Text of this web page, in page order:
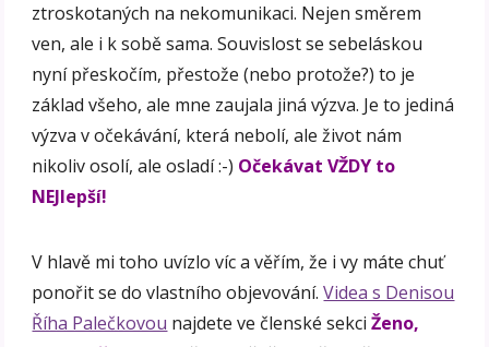
ztroskotaných na nekomunikaci. Nejen směrem
ven, ale i k sobě sama. Souvislost se sebeláskou
nyní přeskočím, přestože (nebo protože?) to je
základ všeho, ale mne zaujala jiná výzva. Je to jediná
výzva v očekávání, která nebolí, ale život nám
nikoliv osolí, ale osladí :-) Očekávat VŽDY to
NEJlepší!
V hlavě mi toho uvízlo víc a věřím, že i vy máte chuť
ponořit se do vlastního objevování.Videa s Denisou
Říha Palečkovou najdete ve členské sekciŽeno,